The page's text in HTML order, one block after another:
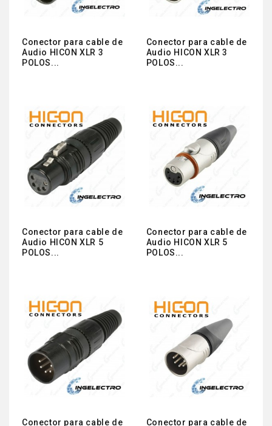
Conector para cable de
Audio HICON XLR 3
POLOS...
Conector para cable de
Audio HICON XLR 3
POLOS...
Conector para cable de
Audio HICON XLR 5
POLOS...
Conector para cable de
Audio HICON XLR 5
POLOS...
Conector para cable de
Conector para cable de